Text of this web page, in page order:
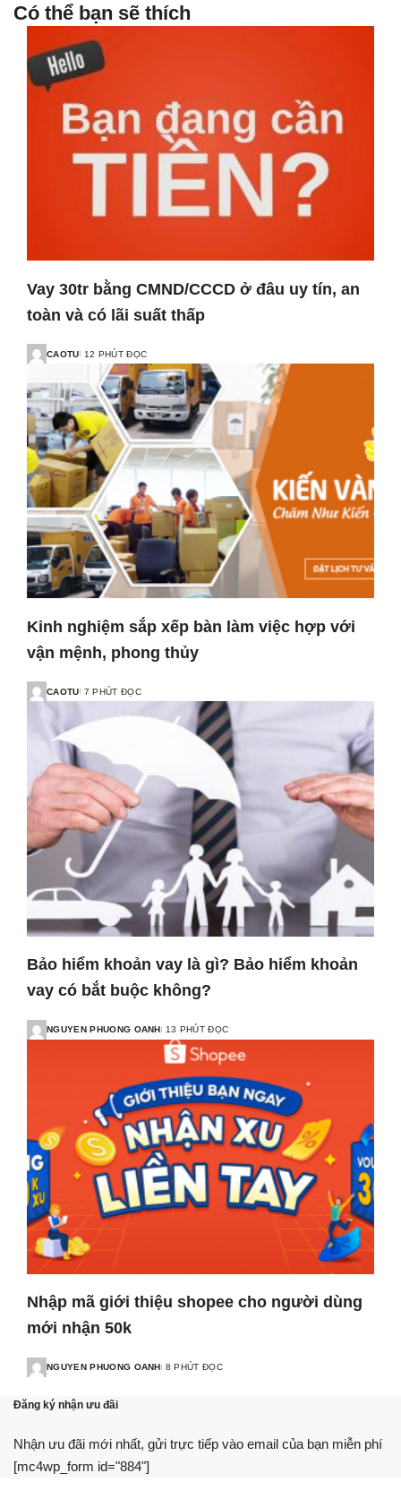
Có thể bạn sẽ thích
Vay 30tr bằng CMND/CCCD ở đâu uy tín, an
toàn và có lãi suất thấp
CAOTU 12 PHÚT ĐỌC
Kinh nghiệm sắp xếp bàn làm việc hợp với
vận mệnh, phong thủy
CAOTU 7 PHÚT ĐỌC
Bảo hiểm khoản vay là gì? Bảo hiểm khoản
vay có bắt buộc không?
NGUYEN PHUONG OANH 13 PHÚT ĐỌC
Nhập mã giới thiệu shopee cho người dùng
mới nhận 50k
NGUYEN PHUONG OANH 8 PHÚT ĐỌC
Đăng ký nhận ưu đãi
Nhận ưu đãi mới nhất, gửi trực tiếp vào email của bạn miễn phí
[mc4wp_form id="884"]